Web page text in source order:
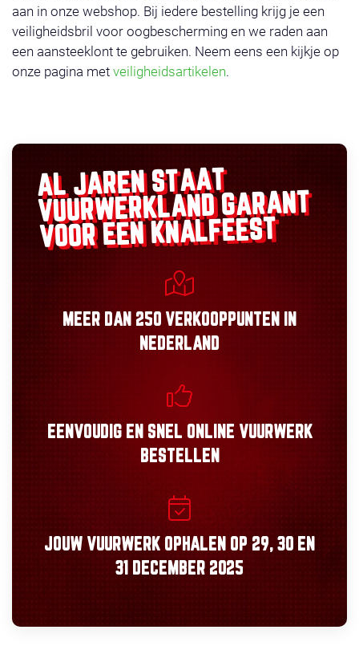
aan in onze webshop. Bij iedere bestelling krijg je een
veiligheidsbril voor oogbescherming en we raden aan
een aansteeklont te gebruiken. Neem eens een kijkje op
onze pagina met veiligheidsartikelen.
AL JAREN STAAT
VUURWERKLANDGARANT
VOOR EEN KNALFEEST
MEER DAN 250 VERKOOPPUNTEN
IN
NEDERLAND
EENVOUDIGEN SNEL ONLINE VUURWERK
BESTELLEN
JOUW VUURWERK OPHALEN OP 29, 30 EN
31 DECEMBER 2025